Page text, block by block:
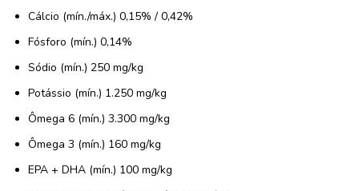
Cálcio (mín./máx.) 0,15% / 0,42%
Fósforo (mín.) 0,14%
Sódio (mín.) 250 mg/kg
Potássio (mín.) 1.250 mg/kg
Ômega 6 (mín.) 3.300 mg/kg
Ômega 3 (mín.) 160 mg/kg
EPA + DHA (mín.) 100 mg/kg